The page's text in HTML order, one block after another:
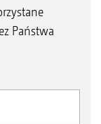
Państwa